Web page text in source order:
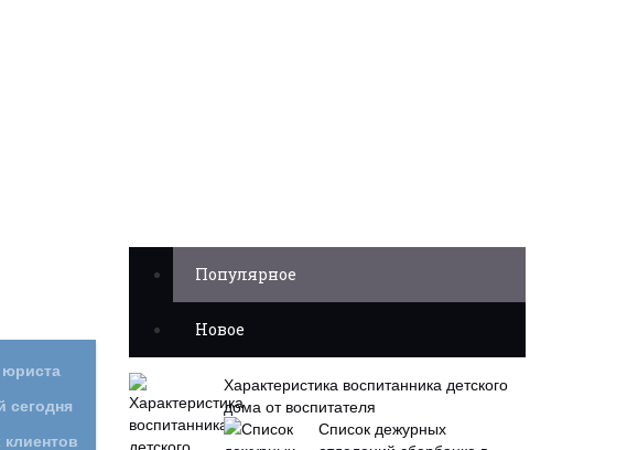
Популярное
Новое
Характеристика воспитанника детского
дома от воспитателя
Список дежурных